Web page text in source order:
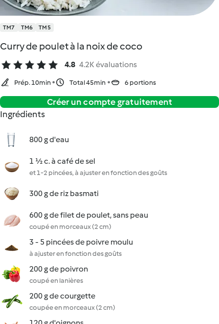
TM7 TM6 TM5
Curry de poulet à la noix de coco
4.8 4.2K évaluations
Prép. 10min Total 45min 6 portions
Créer un compte gratuitement
Ingrédients
800 g d'eau
1 ½ c. à café de sel
et 1-2 pincées, à ajuster en fonction des goûts
300 g de riz basmati
600 g de filet de poulet, sans peau
coupé en morceaux (2 cm)
3 - 5 pincées de poivre moulu
à ajuster en fonction des goûts
200 g de poivron
coupé en lanières
200 g de courgette
coupée en morceaux (2 cm)